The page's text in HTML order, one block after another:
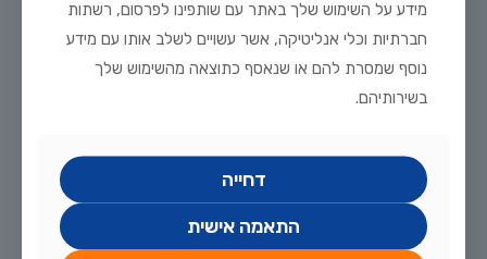
מדריך טיפוח דגי זהב וקוי בבריכת נוי: תנאים, תזונה ומניעת מחלות
לקריאה נוספת
מידע על השימוש שלך באתר עם שותפינו לפרסום, רשתות
חברתיות וכלי אנליטיקה, אשר עשויים לשלב אותו עם מידע
נוסף שמסרת להם או שנאסף כתוצאה מהשימוש שלך
בשירותיהם.
דחייה
התאמה אישית